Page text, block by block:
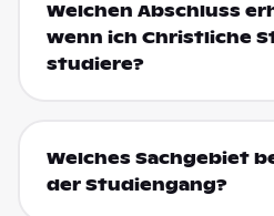
Welchen Abschluss
wenn ich Christliche
studiere?
Welches Sachgebiet
der Studiengang?